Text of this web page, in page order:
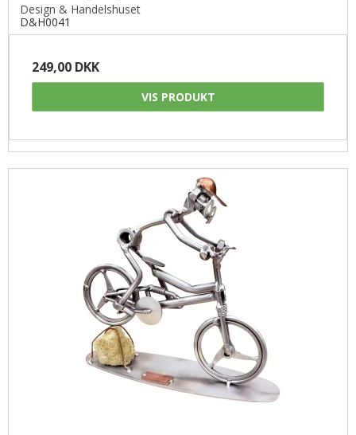
Design & Handelshuset
D&H0041
249,00 DKK
VIS PRODUKT